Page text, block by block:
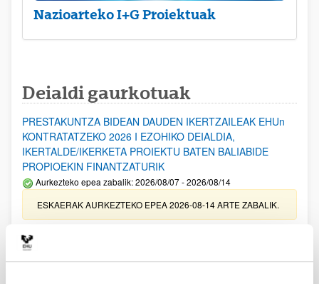
Nazioarteko I+G Proiektuak
Deialdi gaurkotuak
PRESTAKUNTZA BIDEAN DAUDEN IKERTZAILEAK EHUn
KONTRATATZEKO 2026 I EZOHIKO DEIALDIA,
IKERTALDE/IKERKETA PROIEKTU BATEN BALIABIDE
PROPIOEKIN FINANTZATURIK
Aurkezteko epea zabalik: 2026/08/07 - 2026/08/14
ESKAERAK AURKEZTEKO EPEA 2026-08-14 ARTE ZABALIK.
UPV/EHUn Azpiegitura Zientifikoa eta Funts Bibliografikoak
erosi eta berritzeko laguntzak 2026